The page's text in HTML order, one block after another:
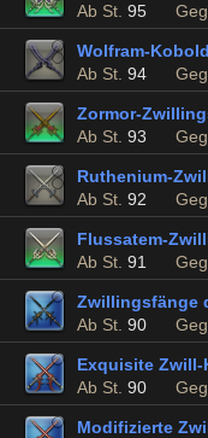
Ab St. 95
Wolfram-
Ab St. 94
Zormor-
Ab St. 93
Ruthenium-
Ab St. 92
Flussatem-
Ab St. 91
Zwillingsfänge
Ab St. 90
Exquisite Zwill-
Ab St. 90
Modifizierte